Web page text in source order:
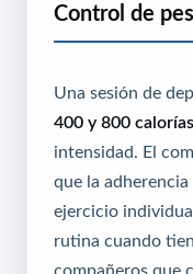
Control de
Una sesión de
400 y 800 calorías
intensidad. El
que la
ejercicio
rutina cuando
compañeros que